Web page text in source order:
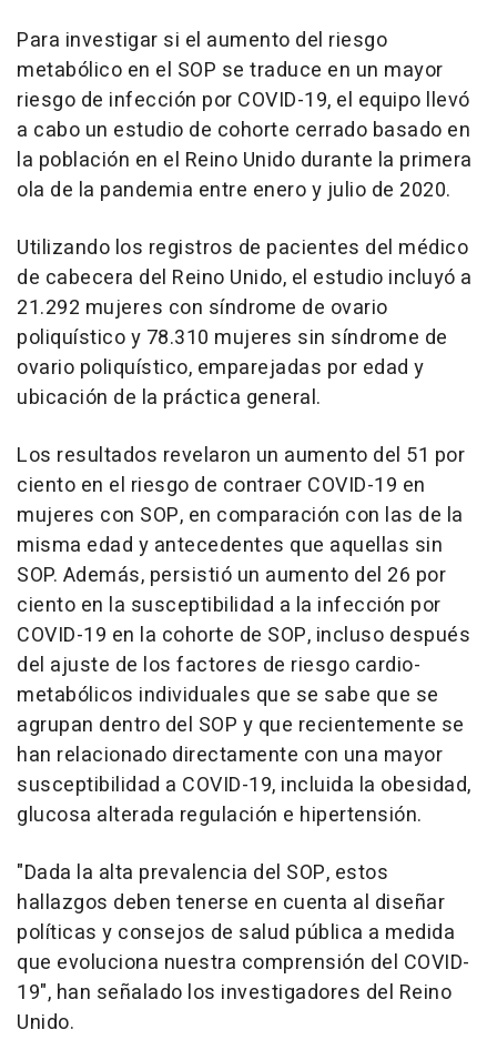
Para investigar si el aumento del riesgo
metabólico en el SOP se traduce en un mayor
riesgo de infección por COVID-19, el equipo llevó
a cabo un estudio de cohorte cerrado basado en
la población en el Reino Unido durante la primera
ola de la pandemia entre enero y julio de 2020.
Utilizando los registros de pacientes del médico
de cabecera del Reino Unido, el estudio incluyó a
21.292 mujeres con síndrome de ovario
poliquístico y 78.310 mujeres sin síndrome de
ovario poliquístico, emparejadas por edad y
ubicación de la práctica general.
Los resultados revelaron un aumento del 51 por
ciento en el riesgo de contraer COVID-19 en
mujeres con SOP, en comparación con las de la
misma edad y antecedentes que aquellas sin
SOP. Además, persistió un aumento del 26 por
ciento en la susceptibilidad a la infección por
COVID-19 en la cohorte de SOP, incluso después
del ajuste de los factores de riesgo cardio-
metabólicos individuales que se sabe que se
agrupan dentro del SOP y que recientemente se
han relacionado directamente con una mayor
susceptibilidad a COVID-19, incluida la obesidad,
glucosa alterada regulación e hipertensión.
"Dada la alta prevalencia del SOP, estos
hallazgos deben tenerse en cuenta al diseñar
políticas y consejos de salud pública a medida
que evoluciona nuestra comprensión del COVID-
19", han señalado los investigadores del Reino
Unido.